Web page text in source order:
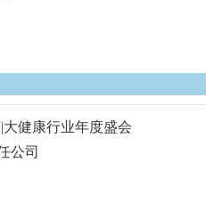
健康行业年度盛会
公司